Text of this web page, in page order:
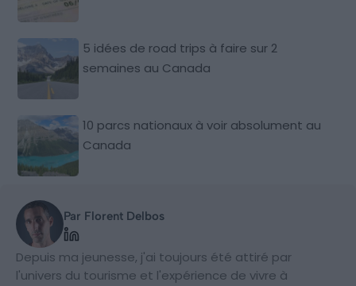
5 idées de road trips à faire sur 2
semaines au Canada
10 parcs nationaux à voir absolument au
Canada
Par Florent Delbos
Depuis ma jeunesse, j'ai toujours été attiré par
l'univers du tourisme et l'expérience de vivre à